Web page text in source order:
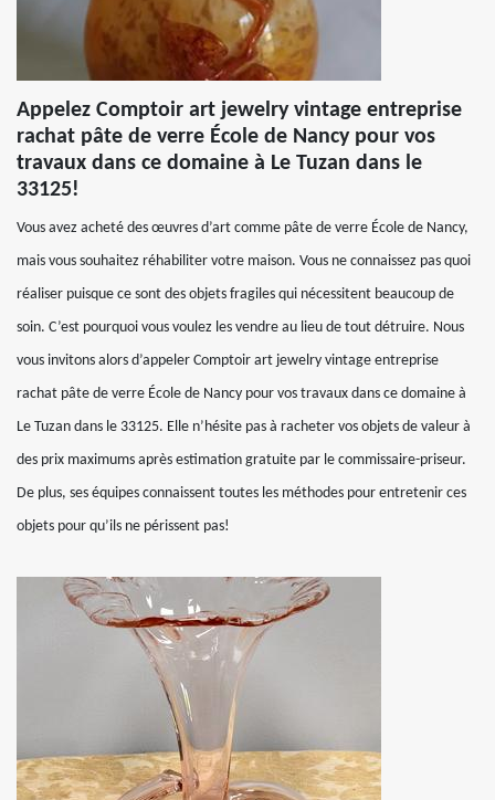
Appelez Comptoir art jewelry vintage entreprise
rachat pâte de verre École de Nancy pour vos
travaux dans ce domaine à Le Tuzan dans le
33125!
Vous avez acheté des œuvres d’art comme pâte de verre École de Nancy,
mais vous souhaitez réhabiliter votre maison. Vous ne connaissez pas quoi
réaliser puisque ce sont des objets fragiles qui nécessitent beaucoup de
soin. C’est pourquoi vous voulez les vendre au lieu de tout détruire. Nous
vous invitons alors d’appeler Comptoir art jewelry vintage entreprise
rachat pâte de verre École de Nancy pour vos travaux dans ce domaine à
Le Tuzan dans le 33125. Elle n’hésite pas à racheter vos objets de valeur à
des prix maximums après estimation gratuite par le commissaire-priseur.
De plus, ses équipes connaissent toutes les méthodes pour entretenir ces
objets pour qu’ils ne périssent pas!